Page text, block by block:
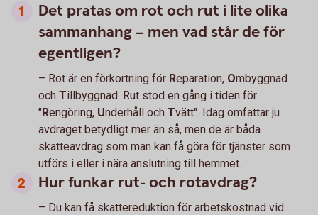
Det pratas om rot och rut i lite olika
sammanhang – men vad står de för
egentligen?
– Rot är en förkortning för Reparation, Ombyggnad
och Tillbyggnad. Rut stod en gång i tiden för
"Rengöring, Underhåll och Tvätt". Idag omfattar ju
avdraget betydligt mer än så, men de är båda
skatteavdrag som man kan få göra för tjänster som
utförs i eller i nära anslutning till hemmet.
Hur funkar rut- och rotavdrag?
– Du kan få skattereduktion för arbetskostnad vid